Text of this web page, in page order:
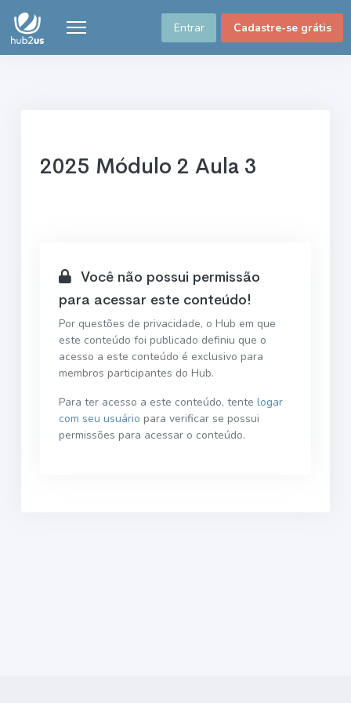
Entrar Cadastre-se grátis
2025 Módulo 2 Aula 3
Você não possui permissão
para acessar este conteúdo!
Por questões de privacidade, o Hub em que
este conteúdo foi publicado definiu que o
acesso a este conteúdo é exclusivo para
membros participantes do Hub.
Para ter acesso a este conteúdo, tente logar
com seu usuário para verificar se possui
permissões para acessar o conteúdo.